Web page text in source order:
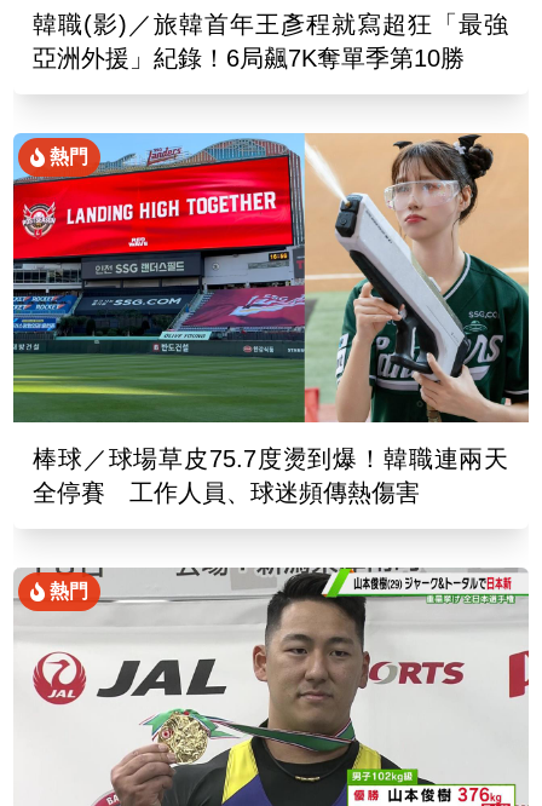
韓職(影)／旅韓首年王彥程就寫超狂「最強
亞洲外援」紀錄！6局飆7K奪單季第10勝
熱門
棒球／球場草皮75.7度燙到爆！韓職連兩天
全停賽 工作人員、球迷頻傳熱傷害
熱門